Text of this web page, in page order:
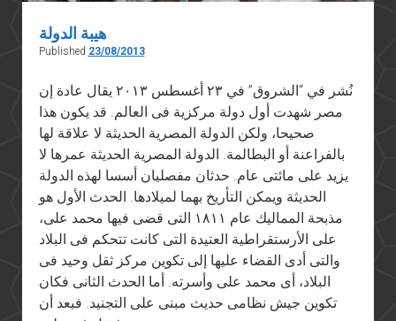
هيبة الدولة
Published 23/08/2013
نُشر في “الشروق” في ٢٣ أغسطس ٢٠١٣ يقال عادة إن
مصر شهدت أول دولة مركزية فى العالم. قد يكون هذا
صحيحا، ولكن الدولة المصرية الحديثة لا علاقة لها
بالفراعنة أو البطالمة. الدولة المصرية الحديثة عمرها لا
يزيد على مائتى عام. حدثان مفصليان أسسا لهذه الدولة
الحديثة ويمكن التأريخ بهما لميلادها. الحدث الأول هو
مذبحة المماليك عام ١٨١١ التى قضى فيها محمد على،
على الأرستقراطية العتيدة التى كانت تتحكم فى البلاد
والتى أدى القضاء عليها إلى تكوين مركز ثقل وحيد فى
البلاد، أى محمد على وأسرته. أما الحدث الثانى فكان
تكوين جيش نظامى حديث مبنى على التجنيد. فبعد أن